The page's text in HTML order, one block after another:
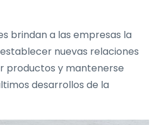
brindan a las empresas la
nuevas relaciones
productos y mantenerse
desarrollos de la